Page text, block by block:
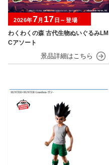
わくわくの森 古代生物ぬいぐるみLM
Cアソート
2026年7月 17 日～登場